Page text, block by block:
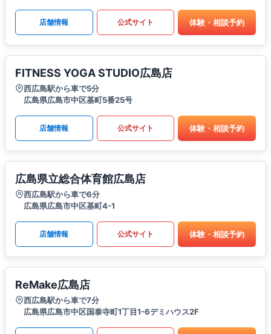
店舗情報 公式サイト 体験・相談予約
FITNESS YOGA STUDIO広島店
西広島駅から車で5分
広島県広島市中区基町5番25号
店舗情報 公式サイト 体験・相談予約
広島県立総合体育館広島店
西広島駅から車で6分
広島県広島市中区基町4-1
店舗情報 公式サイト 体験・相談予約
ReMake広島店
西広島駅から車で7分
広島県広島市中区国泰寺町1丁目1-6デミハウス2F